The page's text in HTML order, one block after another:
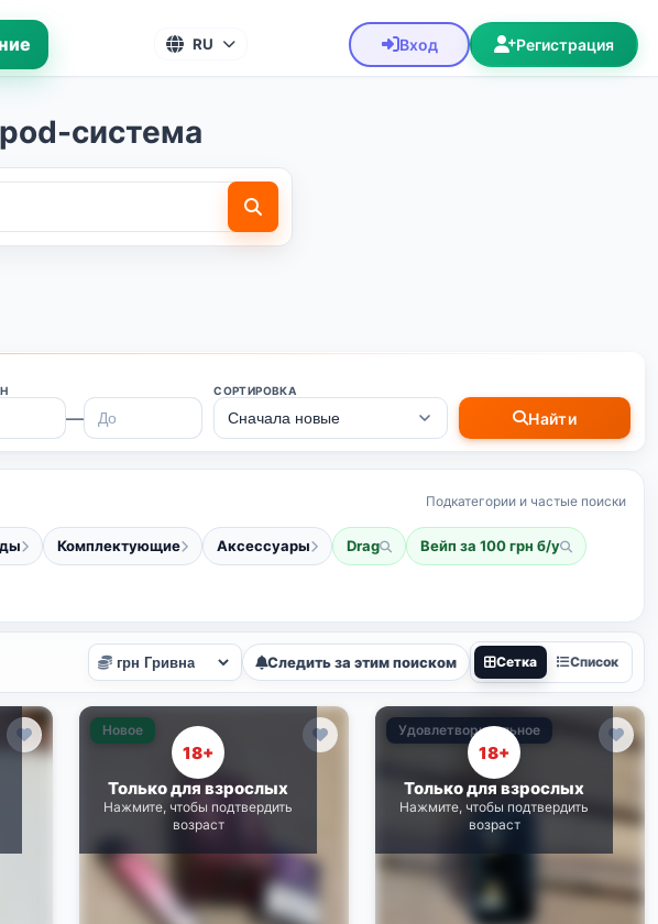
RU Вход Регистрация
система
—
СОРТИРОВКА
Найти
Подкатегории и частые поиски
Комплектующие Аксессуары Drag Вейп за 100 грн б/у
Следить за этим поиском Сетка Список
Новое
18+
Только для взрослых
Нажмите, чтобы подтвердить
возраст
Удовлетворительное
18+
Только для взрослых
Нажмите, чтобы подтвердить
возраст